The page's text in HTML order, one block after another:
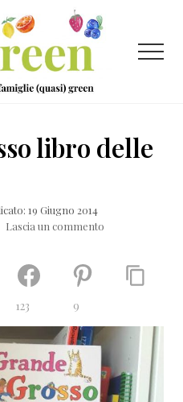
Menu
libro delle
19 Giugno 2014
Lascia un commento
123 9